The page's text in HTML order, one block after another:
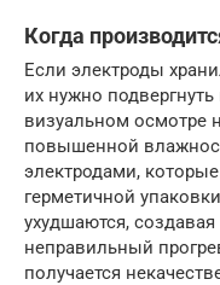
Когда
Если электроды
их нужно
визуальном осмотре
повышенной
электродами,
герметичной
ухудшаются,
неправильный
получается